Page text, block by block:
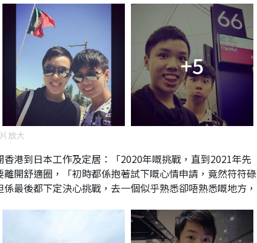
+5
放大
港到日本工作及定居：「2020年嘅挑戰，直到2021年先
開舒適圈，「初時都係抱著試下嘅心情申請，竟然符符碌
最後都下定決心挑戰，去一個似乎熟悉卻唔熟悉嘅地方，